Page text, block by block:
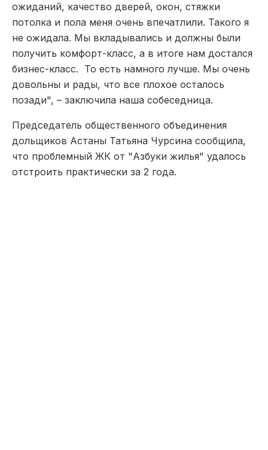
ожиданий, качество дверей, окон, стяжки
потолка и пола меня очень впечатлили. Такого я
не ожидала. Мы вкладывались и должны были
получить комфорт-класс, а в итоге нам достался
бизнес-класс. То есть намного лучше. Мы очень
довольны и рады, что все плохое осталось
позади", – заключила наша собеседница.
Председатель общественного объединения
дольщиков Астаны Татьяна Чурсина сообщила,
что проблемный ЖК от "Азбуки жилья" удалось
отстроить практически за 2 года.